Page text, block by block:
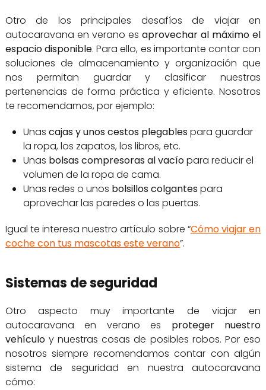
Otro de los principales desafíos de viajar en
autocaravana en verano es aprovechar al máximo el
espacio disponible. Para ello, es importante contar con
soluciones de almacenamiento y organización que
nos permitan guardar y clasificar nuestras
pertenencias de forma práctica y eficiente. Nosotros
te recomendamos, por ejemplo:
Unas cajas y unos cestos plegablespara guardar
la ropa, los zapatos, los libros, etc.
Unas bolsas compresorasal vacíopara reducir el
volumen de la ropa de cama.
Unas redes o unos bolsillos colgantespara
aprovechar las paredes o las puertas.
Igual te interesa nuestro artículo sobre “Cómo viajar en
coche con tus mascotas este verano”.
Sistemas de seguridad
Otro aspecto muy importante de viajar en
autocaravana en verano es proteger nuestro
vehículoy nuestras cosas de posibles robos. Por eso
nosotros siempre recomendamos contar con algún
sistema de seguridad en nuestra autocaravana
cómo: